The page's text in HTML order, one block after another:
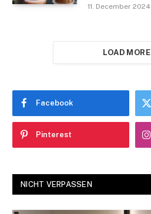
11. December 2024
LOAD MORE
Facebook
Pinterest
NICHT VERPASSEN